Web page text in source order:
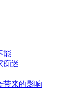
能
痴迷
带来的影响